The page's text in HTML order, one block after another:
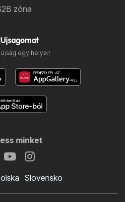
zóna
Ujsagomat
egy helyen
minket
Slovensko